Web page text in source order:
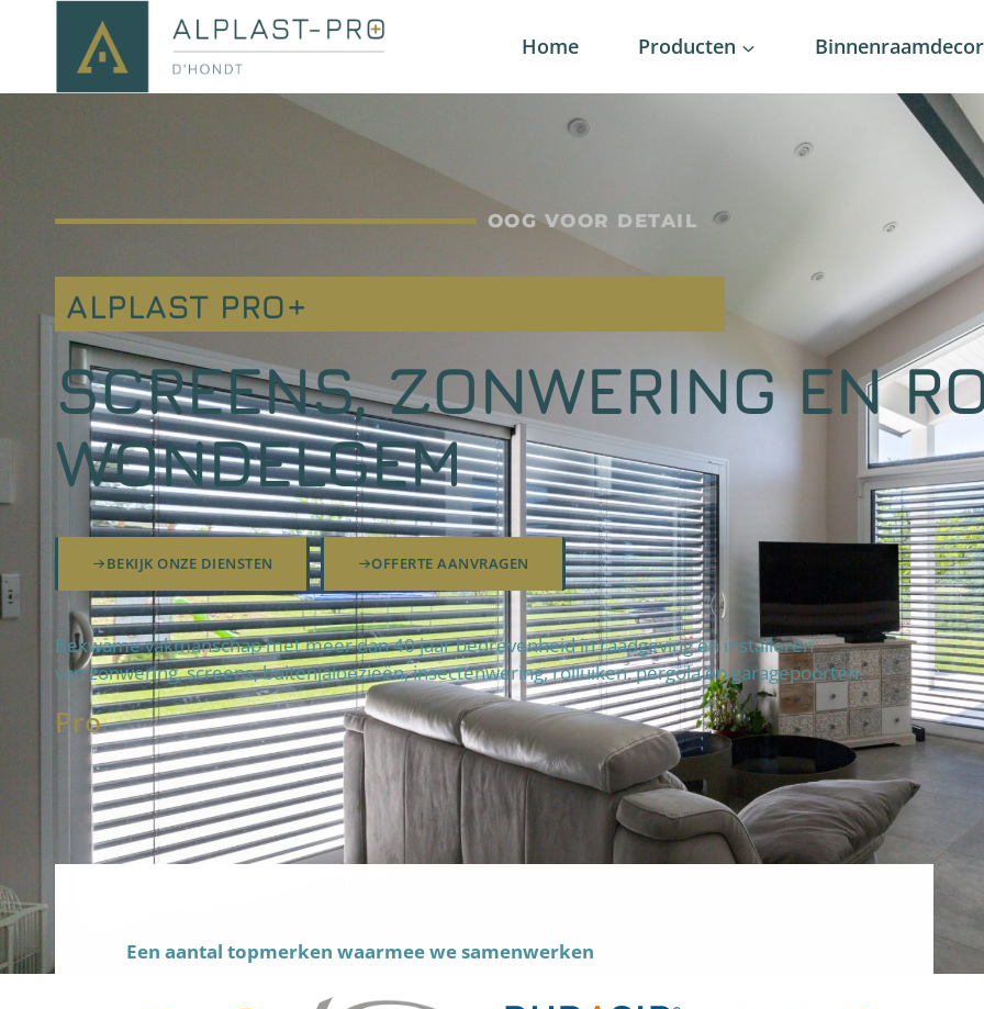
Home Producten
OOG VOOR DETAIL
ALPLAST PRO+
SCREENS, ZONWERING EN
WONDELGEM
BEKIJK ONZE DIENSTEN OFFERTE AANVRAGEN
Bekwame vakmanschap met meer dan 40 jaar bedrevenheid in raadgeving en installeren
van zonwering, screens, buitenjaloezieën, insectenwering, rolluiken, pergola en garagepoorten.
Profteam
Een aantal topmerken waarmee we samenwerken